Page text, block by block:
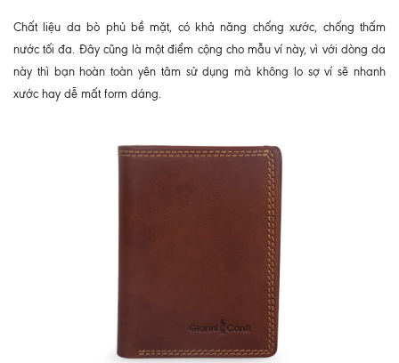
Chất liệu da bò phủ bề mặt, có khả năng chống xước, chống thấm
nước tối đa. Đây cũng là một điểm cộng cho mẫu ví này, vì với dòng da
này thì bạn hoàn toàn yên tâm sử dụng mà không lo sợ ví sẽ nhanh
xước hay dễ mất form dáng.